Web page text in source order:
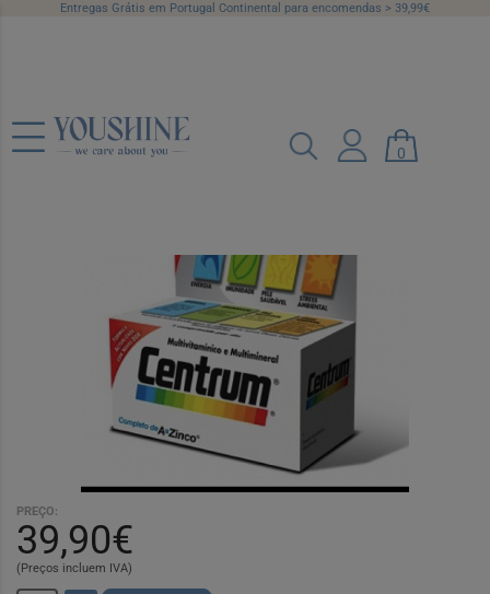
Entregas Grátis em Portugal Continental para encomendas > 39,99€
0
Centrum Comp Rev X 90
Ref.: 7394247
PREÇO:
39,90€
(Preços incluem IVA)